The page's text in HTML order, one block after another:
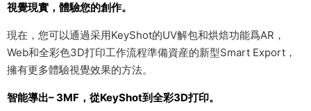
視覺現實，體驗您的創作。
現在，您可以通過采用KeyShot的UV解包和烘焙功能爲AR，
Web和全彩色3D打印工作流程準備資産的新型Smart Export，
擁有更多體驗視覺效果的方法。
智能導出– 3MF，從KeyShot到全彩3D打印。